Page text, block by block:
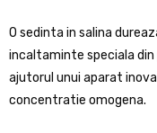
O sedinta in salina
incaltaminte speciala din
ajutorul unui aparat
concentratie omogena.